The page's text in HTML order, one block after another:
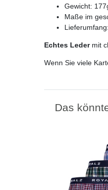
Gewicht:
Maße im
Echtes Leder mit
Wenn Sie viele
Das